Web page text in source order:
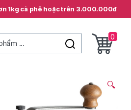
1kg cà phê hoặc trên 3.000.000đ
...
0
🔍